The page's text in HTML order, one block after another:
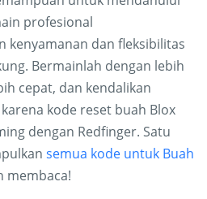
profesional
kenyamanan dan fleksibilitas
Bermainlah dengan lebih
cepat, dan kendalikan
kode reset buah Blox
dengan Redfinger. Satu
semua kode untuk Buah
membaca!